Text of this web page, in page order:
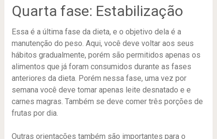
Quarta fase: Estabilização
Essa é a última fase da dieta, e o objetivo dela é a
manutenção do peso. Aqui, você deve voltar aos seus
hábitos gradualmente, porém são permitidos apenas os
alimentos que já foram consumidos durante as fases
anteriores da dieta. Porém nessa fase, uma vez por
semana você deve tomar apenas leite desnatado e e
carnes magras. Também se deve comer três porções de
frutas por dia.
Outras orientações também são importantes para o